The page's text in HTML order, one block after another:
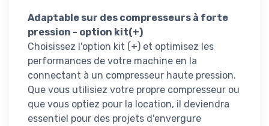
Adaptable sur des compresseurs à forte
pression - option kit(+)
Choisissez l'option kit (+) et optimisez les
performances de votre machine en la
connectant à un compresseur haute pression.
Que vous utilisiez votre propre compresseur ou
que vous optiez pour la location, il deviendra
essentiel pour des projets d'envergure